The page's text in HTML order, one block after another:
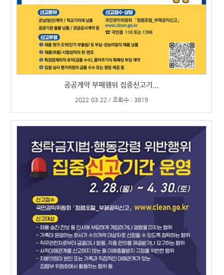
공공계약 부패행위 집중신고기...
2022.03.22 / 조회수 : 3819